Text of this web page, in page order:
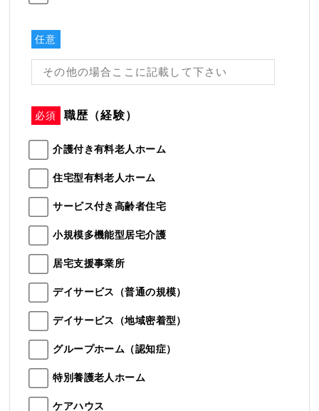
任意
必須 職歴（経験）
介護付き有料老人ホーム
住宅型有料老人ホーム
サービス付き高齢者住宅
小規模多機能型居宅介護
居宅支援事業所
デイサービス（普通の規模）
デイサービス（地域密着型）
グループホーム（認知症）
特別養護老人ホーム
ケアハウス